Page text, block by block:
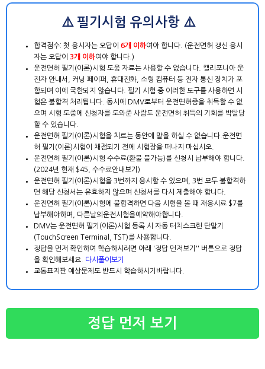
⚠️ 필기시험 유의사항 ⚠️
합격점수: 첫 응시자는 오답이 6개 이하여야 합니다. (운전면허 갱신 응시
자는 오답이 3개 이하여야 합니다.)
운전면허 필기(이론)시험 도움 자료는 사용할 수 없습니다. 캘리포니아 운
전자 안내서, 커닝 페이퍼, 휴대전화, 소형 컴퓨터 등 전자 통신 장치가 포
함되며 이에 국한되지 않습니다. 필기 시험 중 이러한 도구를 사용하면 시
험은 불합격 처리됩니다. 동시에 DMV로부터 운전면허증을 취득할 수 없
으며 시험 도중에 신청자를 도와준 사람도 운전면허 취득의 기회를 박탈당
할 수 있습니다.
운전면허 필기(이론)시험을 치르는 동안에 말을 하실 수 없습니다.운전면
허 필기(이론)시험이 채점되기 전에 시험장을 떠나지 마십시오.
운전면허 필기(이론)시험 수수료(환불 불가능)를 신청시 납부해야 합니다.
(2024년 현재 $45, 수수료안내보기 )
운전면허 필기(이론)시험을 3번까지 응시할 수 있으며, 3번 모두 불합격하
면 해당 신청서는 유효하지 않으며 신청서를 다시 제출해야 합니다.
운전면허 필기(이론)시험에 불합격하면 다음 시험을 볼 때 재응시료 $7를
납부해야하며, 다른날의운전시험을예약해야합니다.
DMV는 운전면허 필기(이론)시험 등록 시 자동 터치스크린 단말기
(TouchScreen Terminal, TST)를 사용합니다.
정답을 먼저 확인하여 학습하시려면 아래 '정답 먼저보기'' 버튼으로 정답
을 확인해보세요. 다시풀어보기
교통표지판 예상문제도 반드시 학습하시기바랍니다.